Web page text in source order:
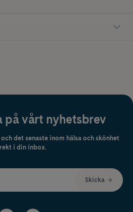
på vårt nyhetsbrev
det senaste inom hälsa och skönhet
i din inbox.
Skicka